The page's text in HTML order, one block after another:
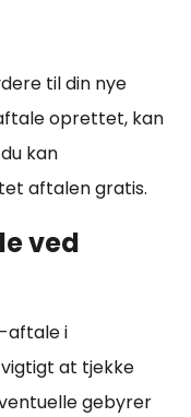
til din nye
oprettet, kan
kan
aftalen gratis.
ved
aftale i
at tjekke
gebyrer